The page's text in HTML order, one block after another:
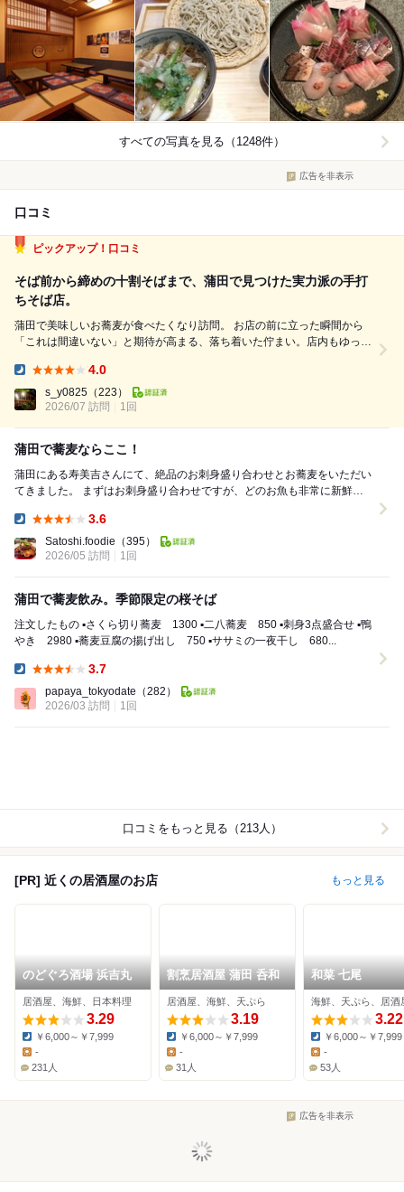
すべての写真を見る（1248件）
広告を非表示
口コミ
ピックアップ！口コミ
そば前から締めの十割そばまで、蒲田で見つけた実力派の手打
ちそば店。
蒲田で美味しいお蕎麦が食べたくなり訪問。 お店の前に立った瞬間から
「これは間違いない」と期待が高まる、落ち着いた佇まい。店内もゆった
ずは粗碾きそばがき。塩だけでいただくと蕎麦本来の香りと甘みがしっか
り感じられ、もちっとした...
4.0
s_y0825 （223）
2026/07 訪問
1回
蒲田で蕎麦ならここ！
蒲田にある寿美吉さんにて、絶品のお刺身盛り合わせとお蕎麦をいただい
てきました。 まずはお刺身盛り合わせですが、どのお魚も非常に新鮮で
3.6
Satoshi.foodie （395）
2026/05 訪問
1回
蒲田で蕎麦飲み。季節限定の桜そば
注文したもの ▪️さくら切り蕎麦 1300 ▪️二八蕎麦 850 ▪️刺身3点盛合せ ▪️鴨
やき 2980 ▪️蕎麦豆腐の揚げ出し 750 ▪️ササミの一夜干し 680...
3.7
papaya_tokyodate （282）
2026/03 訪問
1回
口コミをもっと見る（213人）
[PR] 近くの居酒屋のお店 もっと見る
のどぐろ酒場 浜吉丸
居酒屋、海鮮、日本料理
3.29
Dinner:
￥6,000～￥7,999
-
231人
割烹居酒屋 蒲田 呑和
居酒屋、海鮮、天ぷら
3.19
Dinner:
￥6,000～￥7,999
Lunch:
-
31人
和菜 七尾
海鮮、天ぷら、居酒
3.22
Dinner:
￥6,000～￥7,999
Lunch:
-
53人
広告を非表示